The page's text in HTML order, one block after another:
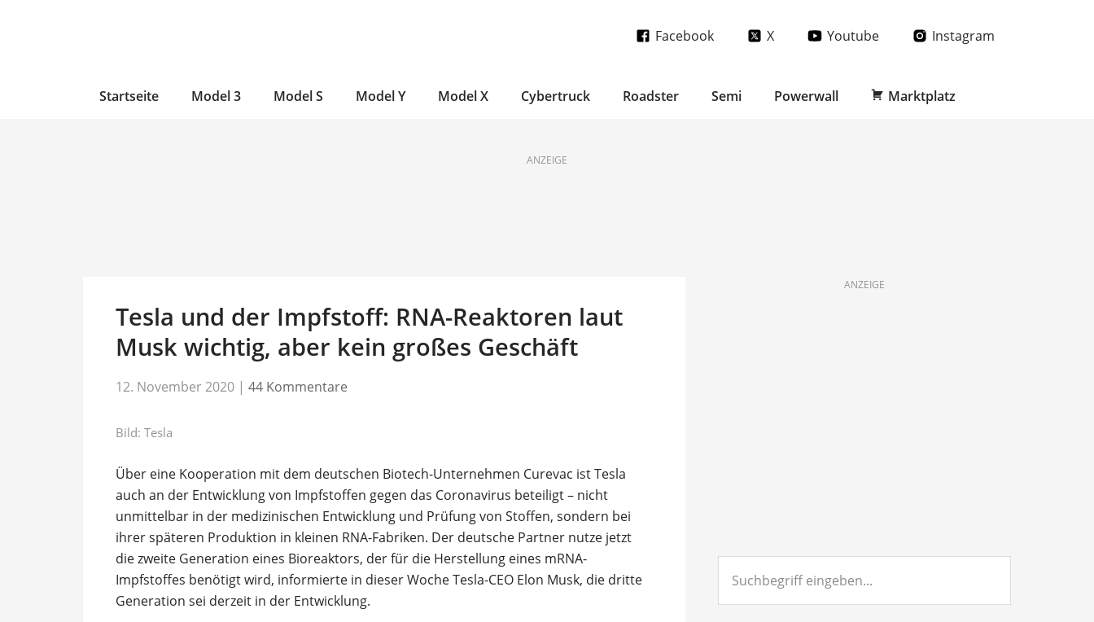
Facebook X Youtube Instagram
Startseite Model 3 Model S Model Y Model X Cybertruck Roadster Semi Powerwall Marktplatz
ANZEIGE
Tesla und der Impfstoff: RNA-Reaktoren laut
Musk wichtig, aber kein großes Geschäft
12. November 2020 | 44 Kommentare
Bild: Tesla
Über eine Kooperation mit dem deutschen Biotech-Unternehmen Curevac ist Tesla
auch an der Entwicklung von Impfstoffen gegen das Coronavirus beteiligt – nicht
unmittelbar in der medizinischen Entwicklung und Prüfung von Stoffen, sondern bei
ihrer späteren Produktion in kleinen RNA-Fabriken. Der deutsche Partner nutze jetzt
die zweite Generation eines Bioreaktors, der für die Herstellung eines mRNA-
Impfstoffes benötigt wird, informierte in dieser Woche Tesla-CEO Elon Musk, die dritte
Generation sei derzeit in der Entwicklung.
ANZEIGE
eingeben...